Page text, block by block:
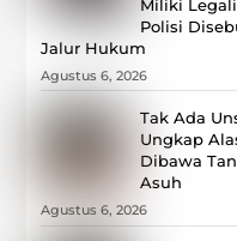
Miliki
Polisi
Jalur Hukum
Agustus 6, 2026
Tak Ada
Ungkap
Dibawa
Asuh
Agustus 6, 2026